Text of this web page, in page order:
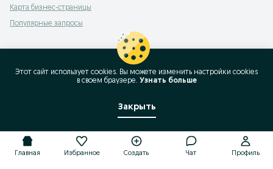
Карта бизнес-страницы
Популярные запросы
Главная Избранное Создать Чат Профиль
Этот сайт использует cookies. Вы можете изменить настройки cookies
в своeм браузере. Узнать больше
Закрыть